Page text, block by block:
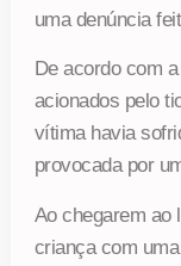
uma denúncia
De acordo com
acionados pelo
vítima havia
provocada por
Ao chegarem ao
criança com